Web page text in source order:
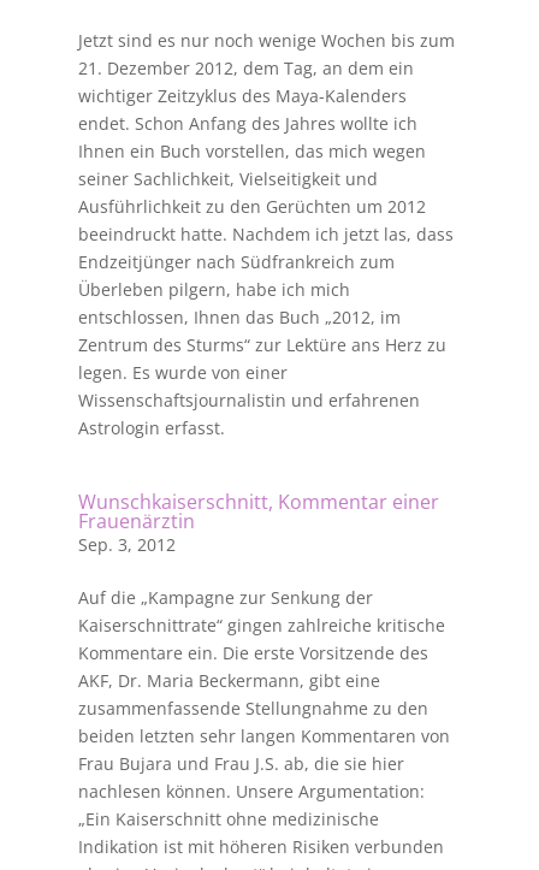
Jetzt sind es nur noch wenige Wochen bis zum
21. Dezember 2012, dem Tag, an dem ein
wichtiger Zeitzyklus des Maya-Kalenders
endet. Schon Anfang des Jahres wollte ich
Ihnen ein Buch vorstellen, das mich wegen
seiner Sachlichkeit, Vielseitigkeit und
Ausführlichkeit zu den Gerüchten um 2012
beeindruckt hatte. Nachdem ich jetzt las, dass
Endzeitjünger nach Südfrankreich zum
Überleben pilgern, habe ich mich
entschlossen, Ihnen das Buch „2012, im
Zentrum des Sturms“ zur Lektüre ans Herz zu
legen. Es wurde von einer
Wissenschaftsjournalistin und erfahrenen
Astrologin erfasst.
Wunschkaiserschnitt, Kommentar einer
Frauenärztin
Sep. 3, 2012
Auf die „Kampagne zur Senkung der
Kaiserschnittrate“ gingen zahlreiche kritische
Kommentare ein. Die erste Vorsitzende des
AKF, Dr. Maria Beckermann, gibt eine
zusammenfassende Stellungnahme zu den
beiden letzten sehr langen Kommentaren von
Frau Bujara und Frau J.S. ab, die sie hier
nachlesen können. Unsere Argumentation:
„Ein Kaiserschnitt ohne medizinische
Indikation ist mit höheren Risiken verbunden